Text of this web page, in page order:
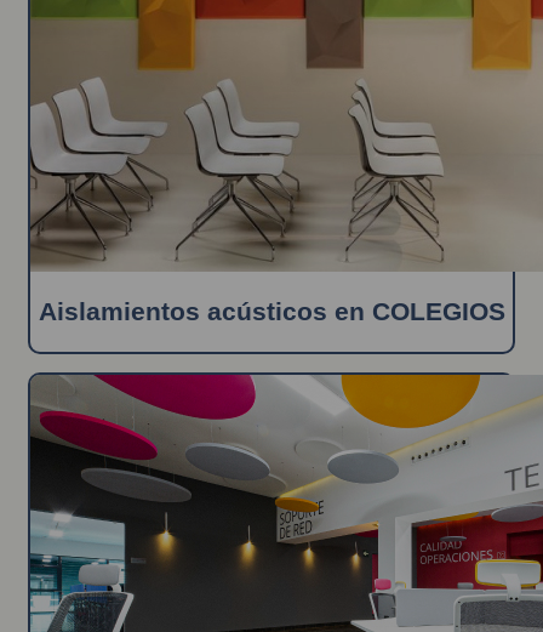
Aislamientos acústicos en COLEGIOS